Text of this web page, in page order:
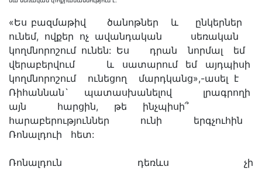
«Ես բազմաթիվ ծանոթներ և ընկերներ
ունեմ, ովքեր ոչ ավանդական սեռական
կողմնորոշում ունեն: Ես դրան նորմալ եմ
վերաբերվում և սատարում եմ այդպիսի
կողմնորոշում ունեցող մարդկանց»,-ասել է
Ռիհաննան` պատասխանելով լրագրողի
այն հարցին, թե ինչպիսի՞
հարաբերություններ ունի երգչուհին
Ռոնալդուի հետ:
Ռոնալդուն դեռևս չի